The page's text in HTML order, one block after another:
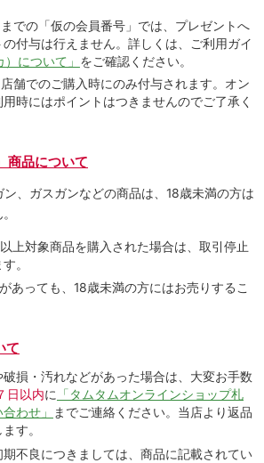
での「仮の会員番号」では、プレゼントへ
付与は⾏えません。詳しくは、ご利⽤ガイ
について」 をご確認ください。
舗でのご購⼊時にのみ付与されます。オン
時にはポイントはつきませんのでご了承く
商品について
、ガスガンなどの商品は、18歳未満の方は
上対象商品を購入された場合は、取引停止
。
あっても、18歳未満の方にはお売りするこ
て
損・汚れなどがあった場合は、大変お手数
日以内に 「タムタムオンラインショップ札
わせ」
までご連絡ください。当店より返品
す。
不良につきましては、商品に記載されてい